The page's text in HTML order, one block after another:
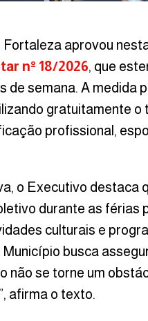
Fortaleza aprovou
nº 18/2026, que
de semana. A medida
gratuitamente
profissional,
o Executivo destaca
durante as férias
culturais e
busca
não se torne um
afirma o texto.